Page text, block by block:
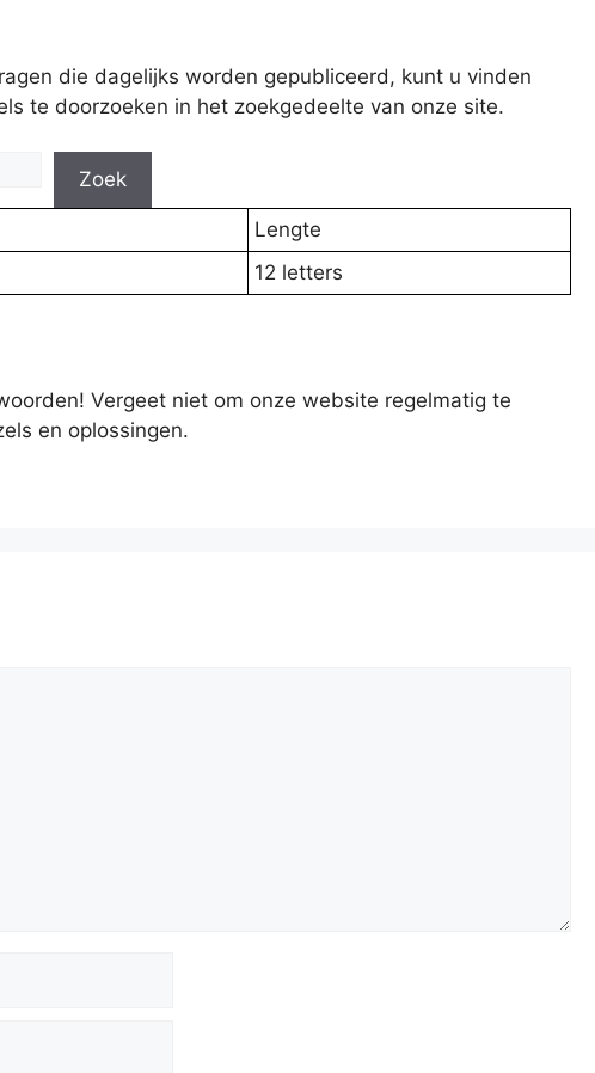
die dagelijks worden gepubliceerd, kunt u vinden
te doorzoeken in het zoekgedeelte van onze site.
Zoek
Lengte
12 letters
Vergeet niet om onze website regelmatig te
en oplossingen.